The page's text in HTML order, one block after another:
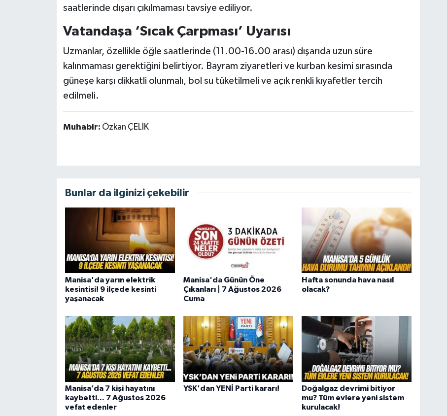
saatlerinde dışarı çıkılmaması tavsiye ediliyor.
Vatandaşa ‘Sıcak Çarpması’ Uyarısı
Uzmanlar, özellikle öğle saatlerinde (11.00-16.00 arası) dışarıda uzun süre
kalınmaması gerektiğini belirtiyor. Bayram ziyaretleri ve kurban kesimi sırasında
güneşe karşı dikkatli olunmalı, bol su tüketilmeli ve açık renkli kıyafetler tercih
edilmeli.
Muhabir: Özkan ÇELİK
Bunlar da ilginizi çekebilir
Manisa'da yarın elektrik
kesintisi! 9 ilçede kesinti
yaşanacak
Manisa'da Günün Öne
Çıkanları | 7 Ağustos 2026
Cuma
Hafta sonunda hava nasıl
olacak?
Manisa’da 7 kişi hayatını
kaybetti... 7 Ağustos 2026
vefat edenler
YSK'dan YENİ Parti kararı!
Doğalgaz devrimi bitiyor
mu? Tüm evlere yeni sistem
kurulacak!